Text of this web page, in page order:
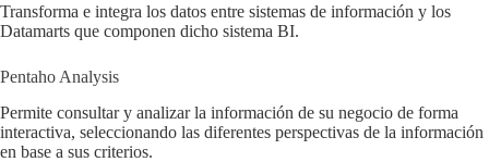
Transforma e integra los datos entre sistemas de información y los
Datamarts que componen dicho sistema BI.
Pentaho Analysis
Permite consultar y analizar la información de su negocio de forma
interactiva, seleccionando las diferentes perspectivas de la información
en base a sus criterios.